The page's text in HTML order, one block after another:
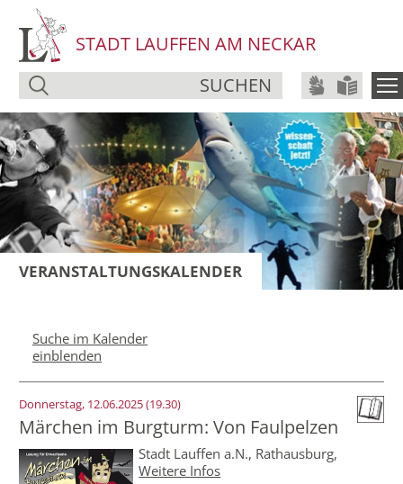
STADT LAUFFEN AM NECKAR
SUCHEN
VERANSTALTUNGSKALENDER
Suche im Kalender
einblenden
Donnerstag, 12.06.2025 (19.30)
Märchen im Burgturm: Von Faulpelzen
Stadt Lauffen a.N., Rathausburg,
Weitere Infos